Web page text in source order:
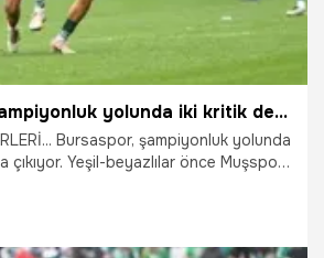
Bursaspor’da şampiyonluk yolunda iki kritik deplasman
Bursaspor, şampiyonluk yolunda
çıkıyor. Yeşil-beyazlılar önce Muşspor